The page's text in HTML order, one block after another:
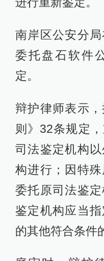
南岸区公安分
委托盘石软件
定。
辩护律师表示
则》32条规定
司法鉴定机构
构进行；因特
委托原司法鉴
鉴定机构应当
的其他符合条件